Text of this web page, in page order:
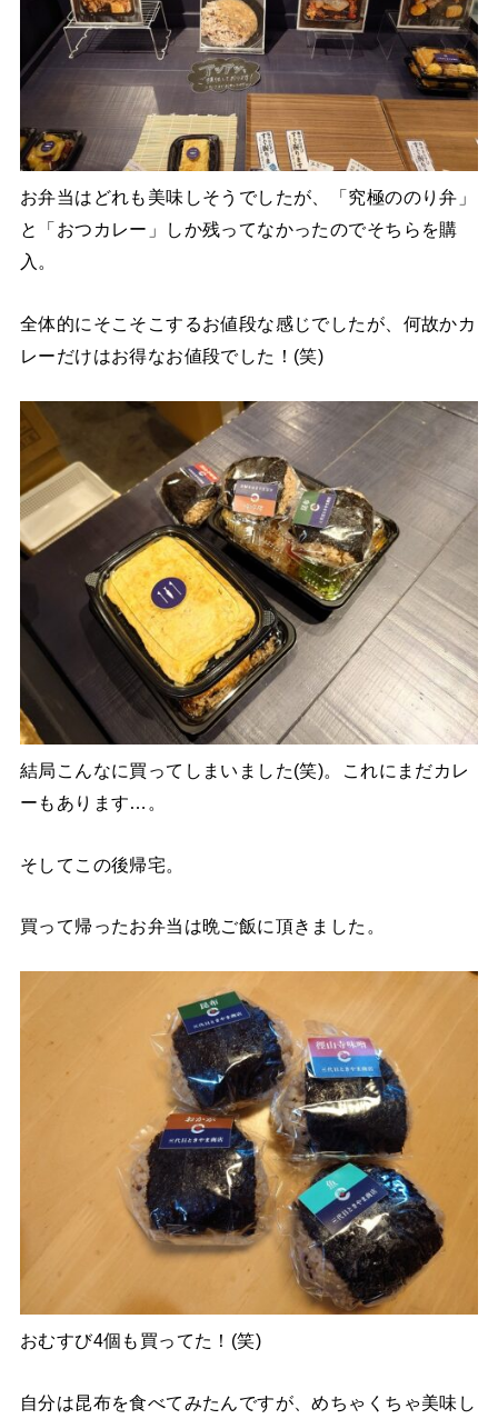
お弁当はどれも美味しそうでしたが、「究極ののり弁」
と「おつカレー」しか残ってなかったのでそちらを購
入。
全体的にそこそこするお値段な感じでしたが、何故かカ
レーだけはお得なお値段でした！(笑)
結局こんなに買ってしまいました(笑)。これにまだカレ
ーもあります…。
そしてこの後帰宅。
買って帰ったお弁当は晩ご飯に頂きました。
おむすび4個も買ってた！(笑)
自分は昆布を食べてみたんですが、めちゃくちゃ美味し